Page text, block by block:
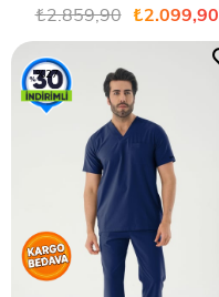
₺2.099,90
₺2.859,90
%27